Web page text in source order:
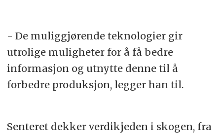
- De muliggjørende teknologier gir
utrolige muligheter for å få bedre
informasjon og utnytte denne til å
forbedre produksjon, legger han til.
Senteret dekker verdikjeden i skogen, fra